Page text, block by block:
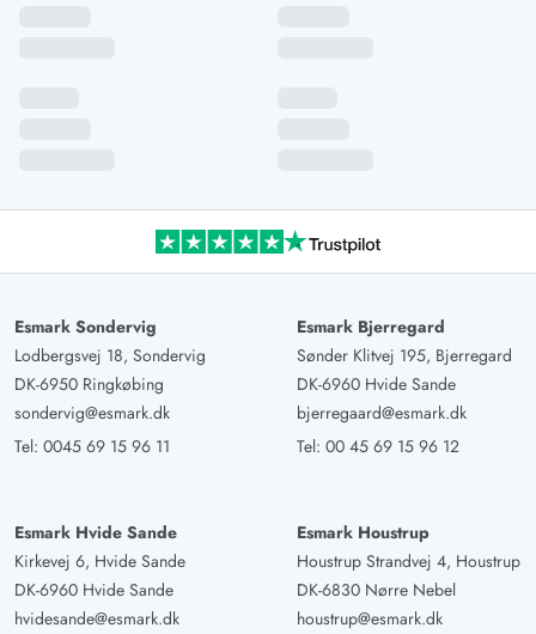
Esmark Sondervig
Lodbergsvej 18, Sondervig
DK-6950 Ringkøbing
sondervig@esmark.dk
Tel: 0045 69 15 96 11
Esmark Bjerregard
Sønder Klitvej 195, Bjerregard
DK-6960 Hvide Sande
bjerregaard@esmark.dk
Tel: 00 45 69 15 96 12
Esmark Hvide Sande
Kirkevej 6, Hvide Sande
DK-6960 Hvide Sande
hvidesande@esmark.dk
Esmark Houstrup
Houstrup Strandvej 4, Houstrup
DK-6830 Nørre Nebel
houstrup@esmark.dk